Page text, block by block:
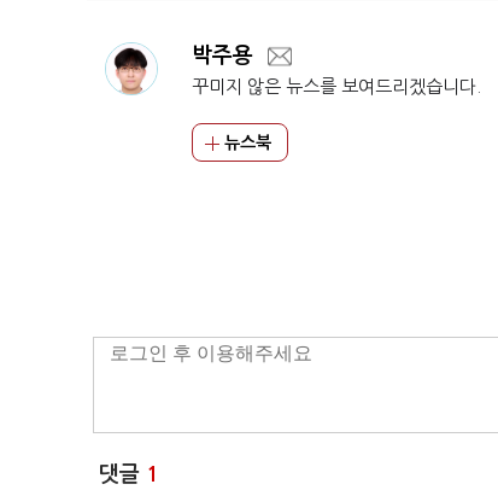
박주용
꾸미지 않은 뉴스를 보여드리겠습니다.
뉴스북
댓글 1